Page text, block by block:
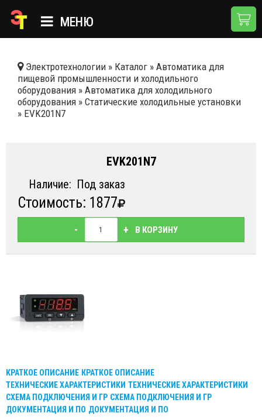
МЕНЮ
КАТАЛОГ
О КОМПАНИИ
ДОСТАВКА И ОПЛАТА
КОНТАКТЫ
Электротехнологии » Каталог » Автоматика для
пищевой промышленности и холодильного
оборудования » Автоматика для холодильного
оборудования » Статические холодильные установки
» EVK201N7
EVK201N7
Наличие: Под заказ
Стоимость: 1877
- + В КОРЗИНУ
КРАТКОЕ ОПИСАНИЕ КРАТКОЕ ОПИСАНИЕ
ТЕХНИЧЕСКИЕ ХАРАКТЕРИСТИКИ ТЕХНИЧЕСКИЕ ХАРАКТЕРИСТИКИ
СХЕМА ПОДКЛЮЧЕНИЯ И ГР СХЕМА ПОДКЛЮЧЕНИЯ И ГР
ДОКУМЕНТАЦИЯ И ПО ДОКУМЕНТАЦИЯ И ПО